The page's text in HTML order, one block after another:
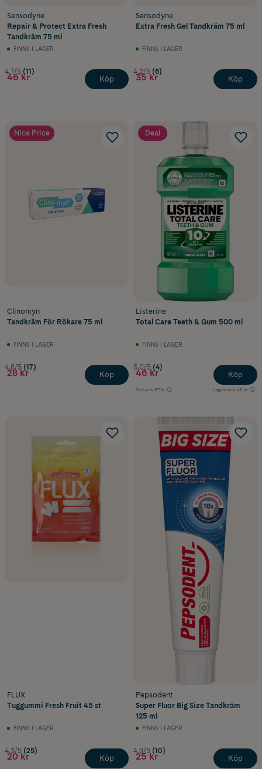
Sensodyne
Repair & Protect Extra Fresh
Tandkräm 75 ml
FINNS I LAGER
4.7/5 (11)
46 kr Köp
Sensodyne
Extra Fresh Gel Tandkräm 75 ml
FINNS I LAGER
4.2/5 (6)
35 kr Köp
Nice Price
Clinomyn
Tandkräm För Rökare 75 ml
FINNS I LAGER
4.8/5 (17)
28 kr Köp
Deal
Listerine
Total Care Teeth & Gum 500 ml
FINNS I LAGER
5.0/5 (4)
46 kr
Ord.pris 57 kr Lägsta pris 48 kr
Köp
FLUX
Tuggummi Fresh Fruit 45 st
FINNS I LAGER
4.3/5 (25)
20 kr Köp
Pepsodent
Super Fluor Big Size Tandkräm
125 ml
FINNS I LAGER
4.9/5 (10)
25 kr Köp